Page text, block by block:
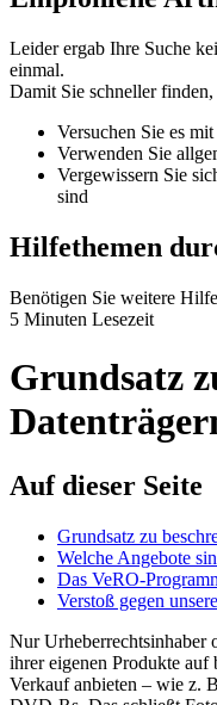
Leider ergab Ihre Suche
einmal.
Damit Sie schneller
Versuchen Sie es
Verwenden Sie
Vergewissern Sie
sind
Hilfethemen
Benötigen Sie weitere
5 Minuten Lesezeit
Grundsatz
Auf dieser Seite
Grundsatz zu
Welche Angebote
Das VeRO-
Verstoß gegen
Nur Urheberrechtsinhaber
ihrer eigenen Produkte auf
Verkauf anbieten – wie z.